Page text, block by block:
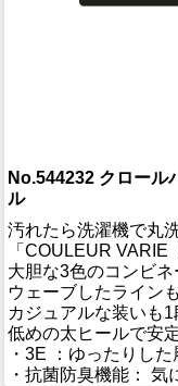
No.544232 クロール
ル
汚れたら洗濯機で丸
「COULEUR VARIE
大胆な3色のコンビ
ウェーブしたライン
カジュアルな装いも
低めの太ヒールで安
・3E ：ゆったりし
・抗菌防臭機能：